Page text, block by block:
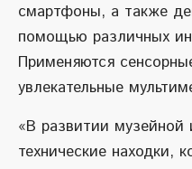
смартфоны, а также
помощью различных
Применяются
увлекательные
«В развитии музейной
технические находки,